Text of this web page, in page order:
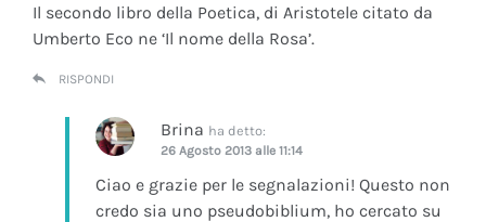
Il secondo libro della Poetica, di Aristotele citato da
Umberto Eco ne ‘Il nome della Rosa’.
RISPONDI
Brina ha detto:
26 Agosto 2013 alle 11:14
Ciao e grazie per le segnalazioni! Questo non
credo sia uno pseudobiblium, ho cercato su